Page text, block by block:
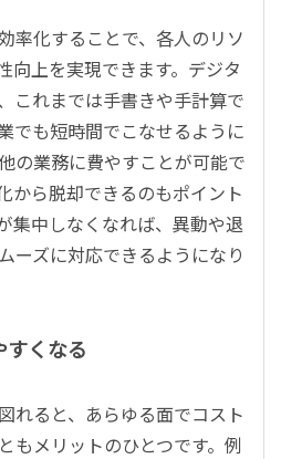
率化することで、各人のリソ
向上を実現できます。デジタ
これまでは手書きや手計算で
でも短時間でこなせるように
の業務に費やすことが可能で
から脱却できるのもポイント
集中しなくなれば、異動や退
ーズに対応できるようになり
すくなる
れると、あらゆる面でコスト
もメリットのひとつです。例